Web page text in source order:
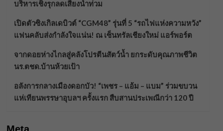
บริหารเชิงรุกลดเสี่ยงน้ำท่วม
เปิดตัวซิงเกิลเดบิวต์ “CGM48” รุ่นที่ 5 “รถไฟแห่งความหวัง”
แฟนคลับส่งกำลังใจแน่น! ณ เซ็นทรัลเชียงใหม่ แอร์พอร์ต
จากดอยห่างไกลสู่คลังโปรตีนสัตว์น้ำ ยกระดับคุณภาพชีวิต
นร.ตชด.บ้านห้วยเป้า
อลังการกลางเมืองดอกบัว! “เพชร – แอ้ม – แบม” ร่วมขบวน
แห่เทียนพรรษาอุบลฯ ครั้งแรก สืบสานประเพณีกว่า 120 ปี